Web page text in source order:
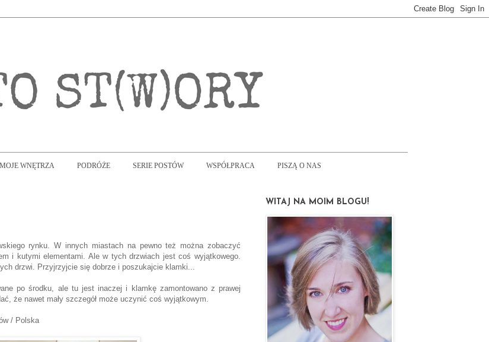
MOJE WNĘTRZA PODRÓŻE SERIE POSTÓW WSPÓŁPRACA PISZĄ O NAS
rynku. W innych miastach na pewno też można zobaczyć
i kutymi elementami. Ale w tych drzwiach jest coś wyjątkowego.
drzwi. Przyjrzyjcie się dobrze i poszukajcie klamki...
po środku, ale tu jest inaczej i klamkę zamontowano z prawej
że nawet mały szczegół może uczynić coś wyjątkowym.
/ Polska
WITAJ NA MOIM BLOGU!